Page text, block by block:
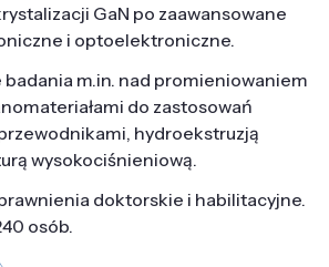
GaN po zaawansowane
i optoelektroniczne.
badania m.in. nad promieniowaniem
do zastosowań
hydroekstruzją
wysokociśnieniową.
doktorskie i habilitacyjne.
osób.